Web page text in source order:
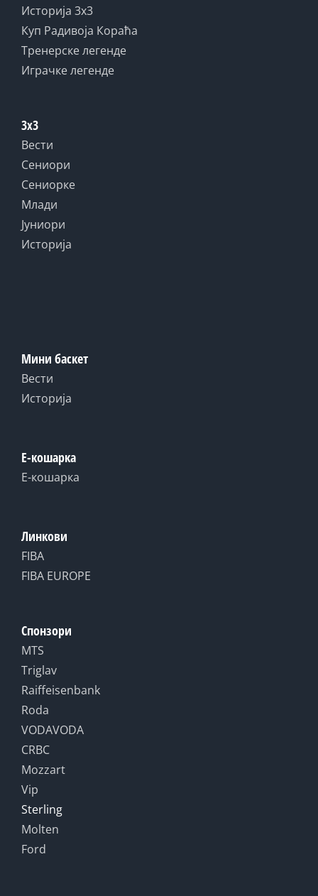
Историја 3x3
Куп Радивоја Кораћа
Тренерске легенде
Играчке легенде
3x3
Вести
Сениори
Сениорке
Млади
Јуниори
Историја
Мини баскет
Вести
Историја
Е-кошарка
Е-кошарка
Линкови
FIBA
FIBA EUROPE
Спонзори
MTS
Triglav
Raiffeisenbank
Roda
VODAVODA
CRBC
Mozzart
Vip
Sterling
Molten
Ford